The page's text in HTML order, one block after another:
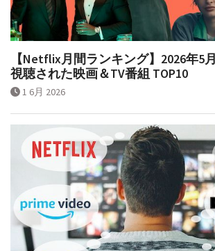
【Netflix月間ランキング】2026年5
視聴された映画＆TV番組 TOP10
1 6月 2026